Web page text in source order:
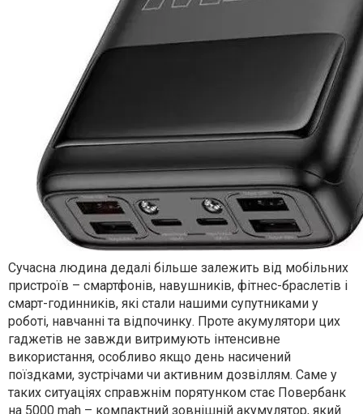
Сучасна людина дедалі більше залежить від мобільних
пристроїв – смартфонів, навушників, фітнес-браслетів і
смарт-годинників, які стали нашими супутниками у
роботі, навчанні та відпочинку. Проте акумулятори цих
гаджетів не завжди витримують інтенсивне
використання, особливо якщо день насичений
поїздками, зустрічами чи активним дозвіллям. Саме у
таких ситуаціях справжнім порятунком стає Повербанк
на 5000 mah – компактний зовнішній акумулятор, який